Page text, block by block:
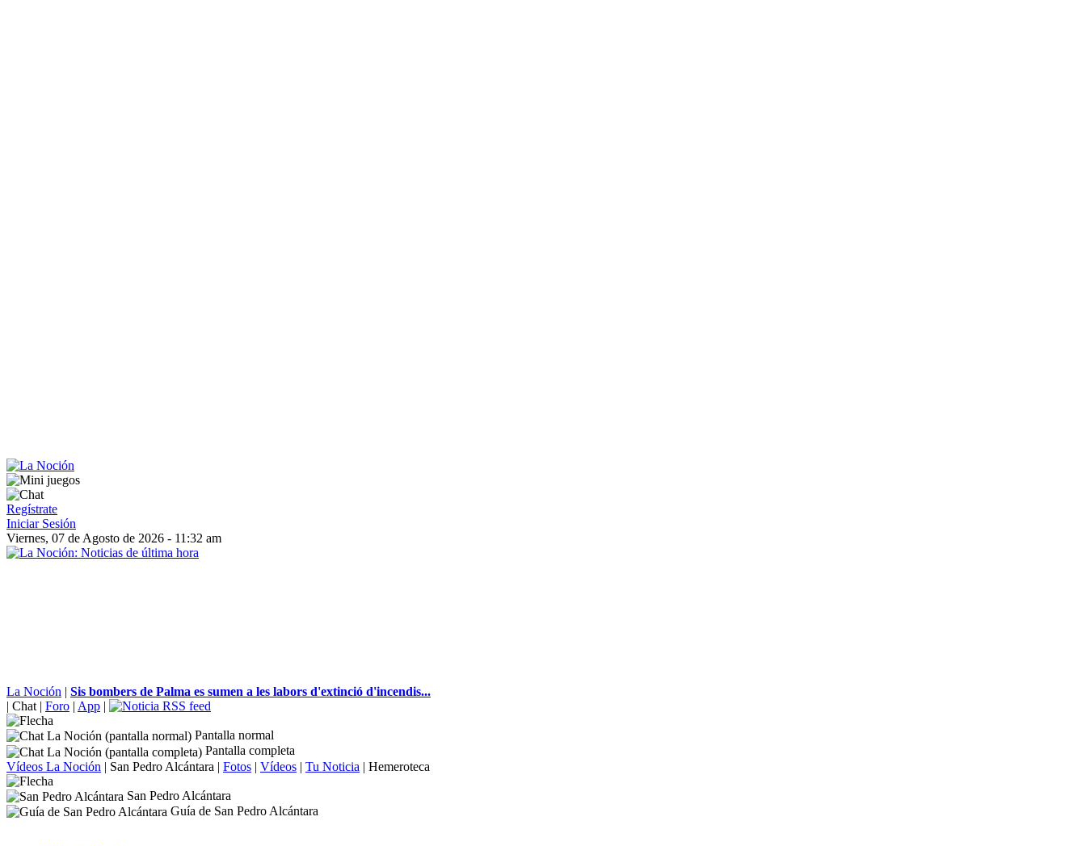
Regístrate
Iniciar Sesión
Viernes, 07 de Agosto de 2026 - 11:32 am
La Noción | Sis bombers de Palma es sumen a les labors d'extinció d'incendis...
| Chat | Foro | App |
Pantalla normal
Pantalla completa
Vídeos La Noción | San Pedro Alcántara | Fotos | Vídeos | Tu Noticia | Hemeroteca
San Pedro Alcántara
Guía de San Pedro Alcántara